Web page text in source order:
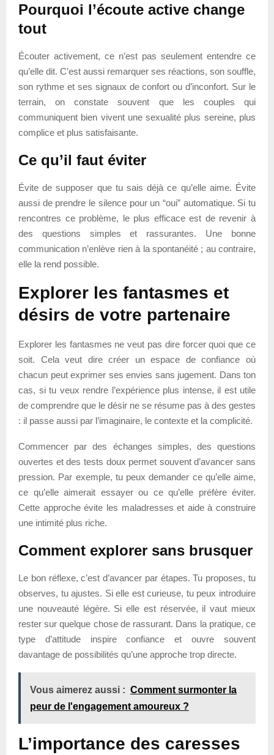
Pourquoi l’écoute active change
tout
Écouter activement, ce n’est pas seulement entendre ce
qu’elle dit. C’est aussi remarquer ses réactions, son souffle,
son rythme et ses signaux de confort ou d’inconfort. Sur le
terrain, on constate souvent que les couples qui
communiquent bien vivent une sexualité plus sereine, plus
complice et plus satisfaisante.
Ce qu’il faut éviter
Évite de supposer que tu sais déjà ce qu’elle aime. Évite
aussi de prendre le silence pour un “oui” automatique. Si tu
rencontres ce problème, le plus efficace est de revenir à
des questions simples et rassurantes. Une bonne
communication n’enlève rien à la spontanéité ; au contraire,
elle la rend possible.
Explorer les fantasmes et
désirs de votre partenaire
Explorer les fantasmes ne veut pas dire forcer quoi que ce
soit. Cela veut dire créer un espace de confiance où
chacun peut exprimer ses envies sans jugement. Dans ton
cas, si tu veux rendre l’expérience plus intense, il est utile
de comprendre que le désir ne se résume pas à des gestes
: il passe aussi par l’imaginaire, le contexte et la complicité.
Commencer par des échanges simples, des questions
ouvertes et des tests doux permet souvent d’avancer sans
pression. Par exemple, tu peux demander ce qu’elle aime,
ce qu’elle aimerait essayer ou ce qu’elle préfère éviter.
Cette approche évite les maladresses et aide à construire
une intimité plus riche.
Comment explorer sans brusquer
Le bon réflexe, c’est d’avancer par étapes. Tu proposes, tu
observes, tu ajustes. Si elle est curieuse, tu peux introduire
une nouveauté légère. Si elle est réservée, il vaut mieux
rester sur quelque chose de rassurant. Dans la pratique, ce
type d’attitude inspire confiance et ouvre souvent
davantage de possibilités qu’une approche trop directe.
Vous aimerez aussi : Comment surmonter la
peur de l'engagement amoureux ?
L’importance des caresses